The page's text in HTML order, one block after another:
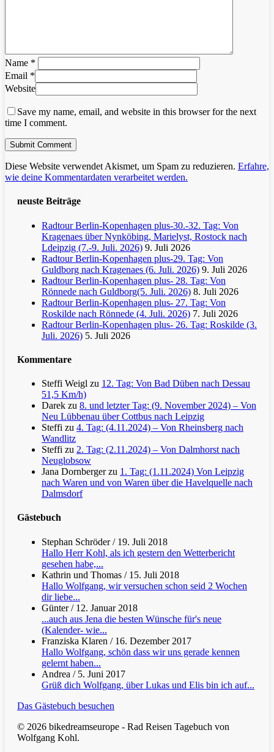
Name *
Email *
Website
Save my name, email, and website in this browser for the next
time I comment.
Diese Website verwendet Akismet, um Spam zu reduzieren. Erfahre,
wie deine Kommentardaten verarbeitet werden.
neuste Beiträge
Radtour Berlin-Kopenhagen plus-30.-32. Tag: Von
Kragenaes über Nynköbing, Marielyst, Rostock nach
Ldeipzig (7.-9. Juli. 2026) 9. Juli 2026
Radtour Berlin-Kopenhagen plus-29. Tag: Von
Guldborg nach Kragenaes (6. Juli. 2026) 9. Juli 2026
Radtour Berlin-Kopenhagen plus- 28. Tag: Von
Rönnede nach Guldborg(5. Juli. 2026) 8. Juli 2026
Radtour Berlin-Kopenhagen plus- 27. Tag: Von
Roskilde nach Rönnede (4. Juli. 2026) 7. Juli 2026
Radtour Berlin-Kopenhagen plus- 26. Tag: Roskilde (3.
Juli. 2026) 5. Juli 2026
Kommentare
Steffi Weigl zu 12. Tag: Von Bad Düben nach Dessau
51,5 Km/h)
Darek zu 8. und letzter Tag: (9. November 2024) – Von
Neu Lübbenau über Cottbus nach Leipzig
Steffi zu 4. Tag: (4.11.2024) – Von Rheinsberg nach
Wandlitz
Steffi zu 2. Tag: (2.11.2024) – Von Dalmhorst nach
Neuglobsow
Jana Dornbergerzu 1. Tag: (1.11.2024) Von Leipzig
nach Waren und von Waren über die Havelquelle nach
Dalmsdorf
Gästebuch
Stephan Schröder/ 19. Juli 2018
Hallo Herr Kohl, als ich gestern den Wetterbericht
gesehen habe,...
Kathrin und Thomas / 15. Juli 2018
Hallo Wolfgang, wir versuchen schon seid 2 Wochen
dir liebe...
Günter/ 12. Januar 2018
...auch aus Jena die besten Wünsche für's neue
(Kalender- wie...
Franziska Klaren / 16. Dezember 2017
Hallo Wolfgang, schön dass wir uns gerade kennen
gelernt haben...
Andrea / 5. Juni 2017
Grüß dich Wolfgang, über Lukas und Elis bin ich auf...
Das Gästebuch besuchen
© 2026 bikedreamseurope - Rad Reisen Tagebuch von
Wolfgang Kohl.